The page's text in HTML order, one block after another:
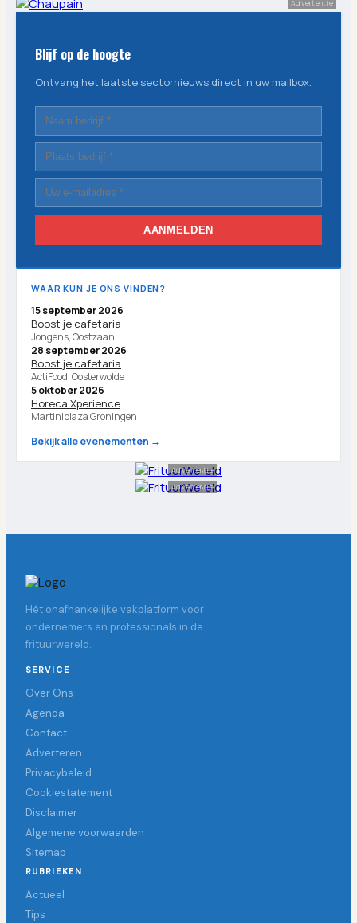
Advertentie
Blijf op de hoogte
Ontvang het laatste sectornieuws direct in uw mailbox.
AANMELDEN
WAAR KUN JE ONS VINDEN?
15 september 2026
Boost je cafetaria
Jongens, Oostzaan
28 september 2026
Boost je cafetaria
ActiFood, Oosterwolde
5 oktober 2026
Horeca Xperience
Martiniplaza Groningen
Bekijk alle evenementen →
Advertentie
Advertentie
Hét onafhankelijke vakplatform voor
ondernemers en professionals in de
frituurwereld.
SERVICE
Over Ons
Agenda
Contact
Adverteren
Privacybeleid
Cookiestatement
Disclaimer
Algemene voorwaarden
Sitemap
RUBRIEKEN
Actueel
Tips